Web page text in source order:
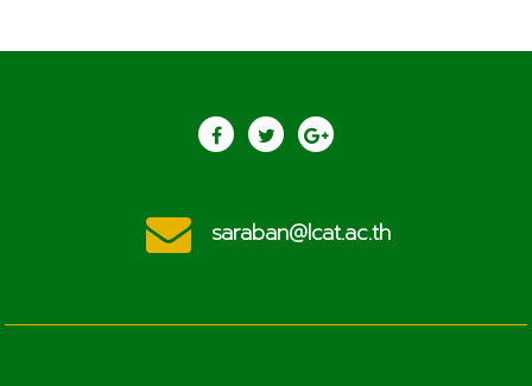
saraban@lcat.ac.th